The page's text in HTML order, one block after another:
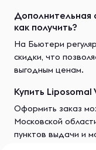
Дополнительная
как получить?
На Бьютери
скидки, что
выгодным ценам.
Купить
Оформить заказ
Московской
пунктов выдачи и